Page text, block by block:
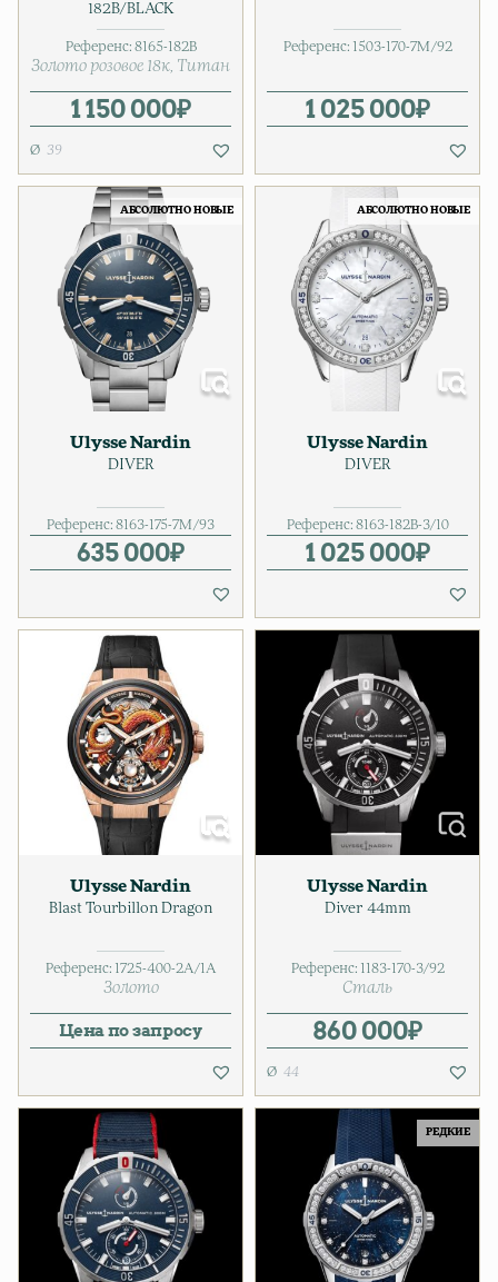
182B/BLACK
Референс: 8165-182B
Золото розовое 18к Титан
1 150 000₽
39
Референс: 1503-170-7M/92
1 025 000₽
АБСОЛЮТНО НОВЫЕ
Ulysse Nardin
DIVER
Референс: 8163-175-7M/93
635 000₽
АБСОЛЮТНО НОВЫЕ
Ulysse Nardin
DIVER
Референс: 8163-182B-3/10
1 025 000₽
Ulysse Nardin
Blast Tourbillon Dragon
Референс: 1725-400-2A/1A
Золото
Цена по запросу
Ulysse Nardin
Diver 44mm
Референс: 1183-170-3/92
Сталь
860 000₽
44
РЕДКИЕ